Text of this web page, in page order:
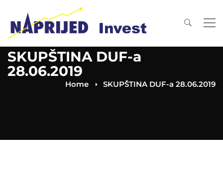
SKUPŠTINA DUF-a
28.06.2019
Home SKUPŠTINA DUF-a 28.06.2019